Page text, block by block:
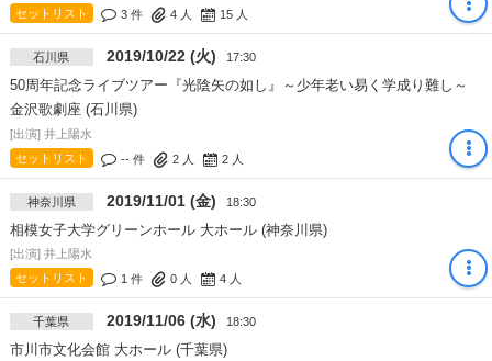
セットリスト
3 件 4人 15人
石川県 2019/10/22 (火) 17:30
50周年記念ライブツアー『光陰矢の如し』～少年老い易く学成り難し～
金沢歌劇座 (石川県)
[出演] 井上陽水
セットリスト
-- 件 2人 2人
神奈川県 2019/11/01 (金) 18:30
相模女子大学グリーンホール 大ホール (神奈川県)
[出演] 井上陽水
セットリスト
1 件 0人 4人
千葉県 2019/11/06 (水) 18:30
市川市文化会館 大ホール (千葉県)